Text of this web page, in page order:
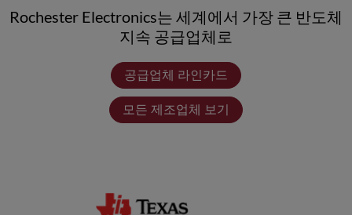
Rochester Electronics는 세계에서 가장 큰 반도체
지속 공급업체로
공급업체 라인카드
모든 제조업체 보기